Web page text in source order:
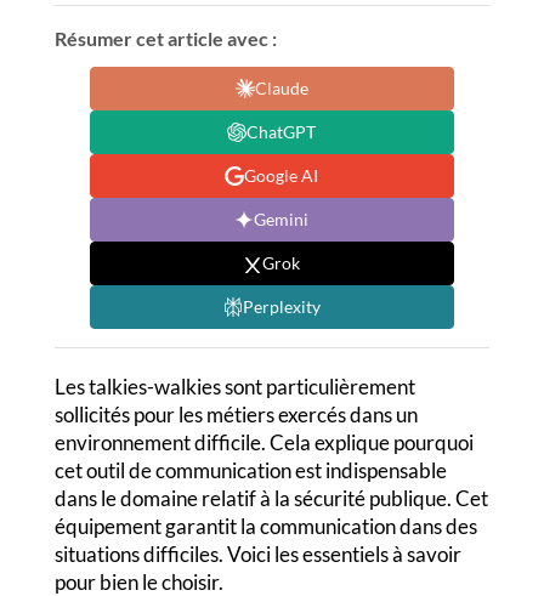
Résumer cet article avec :
Claude
ChatGPT
Google AI
Gemini
Grok
Perplexity
Les talkies-walkies sont particulièrement
sollicités pour les métiers exercés dans un
environnement difficile. Cela explique pourquoi
cet outil de communication est indispensable
dans le domaine relatif à la sécurité publique. Cet
équipement garantit la communication dans des
situations difficiles. Voici les essentiels à savoir
pour bien le choisir.